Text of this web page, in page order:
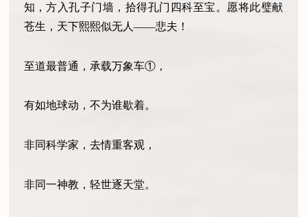
知，方入孔子门墙，拾得孔门四科至宝。愿将此璧献
苍生，天下熙熙似无人——悲夫！
至道最普通，承载万象车①，
有如地球动，不为谁歇着。
非同科学家，去情重客观，
非同一神教，轻世逐天堂。